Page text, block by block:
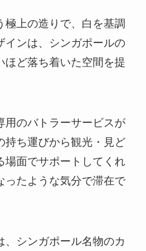
上の造りで、白を基調
インは、シンガポールの
ほど落ち着いた空間を提
用のバトラーサービスが
持ち運びから観光・見ど
場面でサポートしてくれ
ったような気分で滞在で
、シンガポール名物のカ